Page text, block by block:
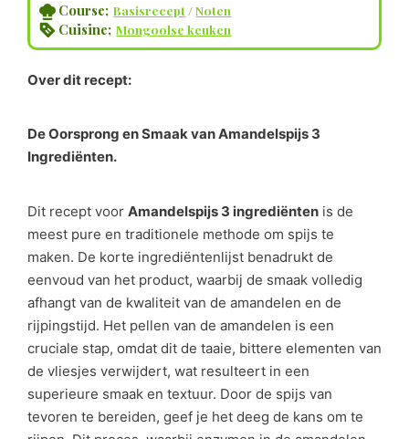
Course; Basisrecept /Noten
Cuisine; Mongoolse keuken
Over dit recept:
De Oorsprong en Smaak van Amandelspijs 3
Ingrediënten.
Dit recept voor Amandelspijs 3 ingrediënten is de
meest pure en traditionele methode om spijs te
maken. De korte ingrediëntenlijst benadrukt de
eenvoud van het product, waarbij de smaak volledig
afhangt van de kwaliteit van de amandelen en de
rijpingstijd. Het pellen van de amandelen is een
cruciale stap, omdat dit de taaie, bittere elementen van
de vliesjes verwijdert, wat resulteert in een
superieure smaak en textuur. Door de spijs van
tevoren te bereiden, geef je het deeg de kans om te